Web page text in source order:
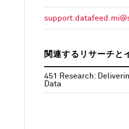
関連するリサーチと
451 Research:
Data